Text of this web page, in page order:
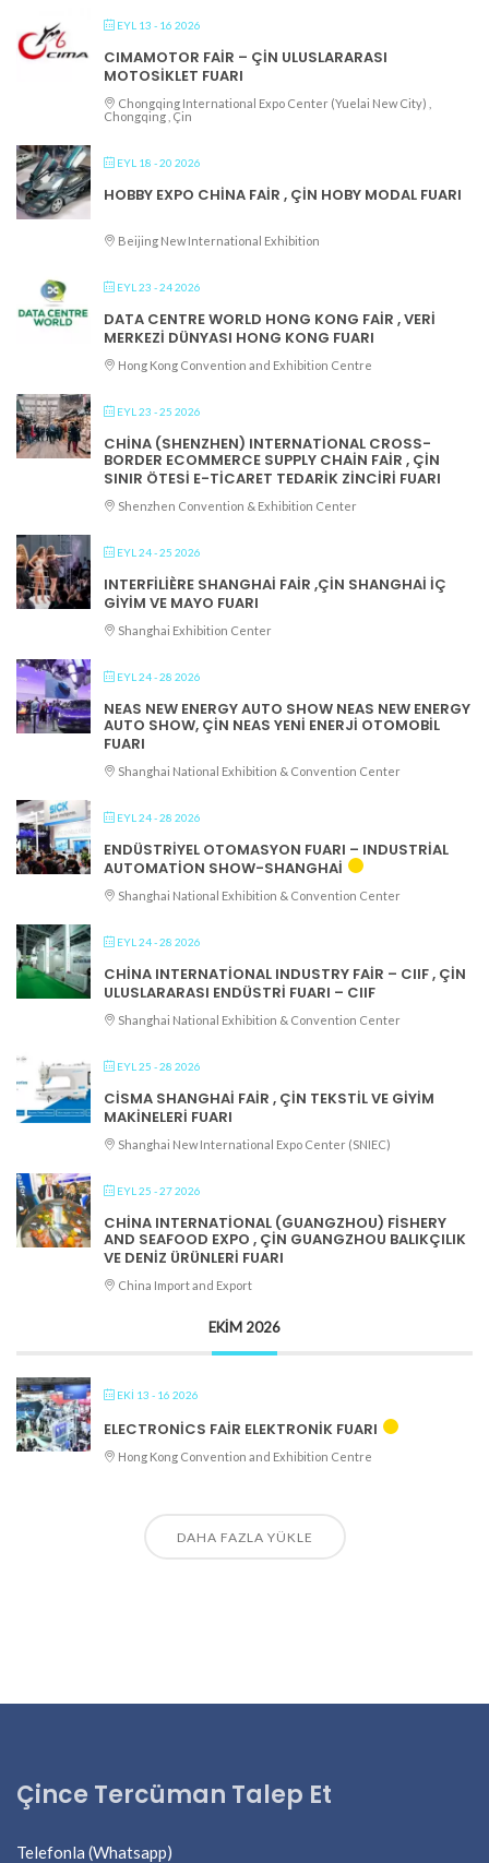
EYL 13 - 16 2026
CIMAMOTOR FAIR – ÇIN ULUSLARARASI
MOTOSIKLET FUARI
Chongqing International Expo Center (Yuelai New City) ,
Chongqing , Çin
EYL 18 - 20 2026
HOBBY EXPO CHINA FAIR , ÇIN HOBY MODAL FUARI
Beijing New International Exhibition
EYL 23 - 24 2026
DATA CENTRE WORLD HONG KONG FAIR , VERI
MERKEZI DÜNYASI HONG KONG FUARI
Hong Kong Convention and Exhibition Centre
EYL 23 - 25 2026
CHINA (SHENZHEN) INTERNATIONAL CROSS-
BORDER ECOMMERCE SUPPLY CHAIN FAIR , ÇIN
SINIR ÖTESI E-TICARET TEDARIK ZINCIRI FUARI
Shenzhen Convention & Exhibition Center
EYL 24 - 25 2026
INTERFILIÈRE SHANGHAI FAIR ,ÇIN SHANGHAI İÇ
GIYIM VE MAYO FUARI
Shanghai Exhibition Center
EYL 24 - 28 2026
NEAS NEW ENERGY AUTO SHOW NEAS NEW ENERGY
AUTO SHOW, ÇIN NEAS YENI ENERJI OTOMOBIL
FUARI
Shanghai National Exhibition & Convention Center
EYL 24 - 28 2026
ENDÜSTRIYEL OTOMASYON FUARI – INDUSTRİAL
AUTOMATİON SHOW-SHANGHAİ
Shanghai National Exhibition & Convention Center
EYL 24 - 28 2026
CHINA INTERNATIONAL INDUSTRY FAIR – CIIF , ÇIN
ULUSLARARASI ENDÜSTRI FUARI – CIIF
Shanghai National Exhibition & Convention Center
EYL 25 - 28 2026
CISMA SHANGHAI FAIR , ÇIN TEKSTIL VE GIYIM
MAKINELERI FUARI
Shanghai New International Expo Center (SNIEC)
EYL 25 - 27 2026
CHINA INTERNATIONAL (GUANGZHOU) FISHERY
AND SEAFOOD EXPO , ÇIN GUANGZHOU BALIKÇILIK
VE DENIZ ÜRÜNLERI FUARI
China Import and Export
EKIM 2026
EKI 13 - 16 2026
ELECTRONICS FAIR ELEKTRONIK FUARI
Hong Kong Convention and Exhibition Centre
DAHA FAZLA YÜKLE
Çince Tercüman Talep Et
Telefonla (Whatsapp)